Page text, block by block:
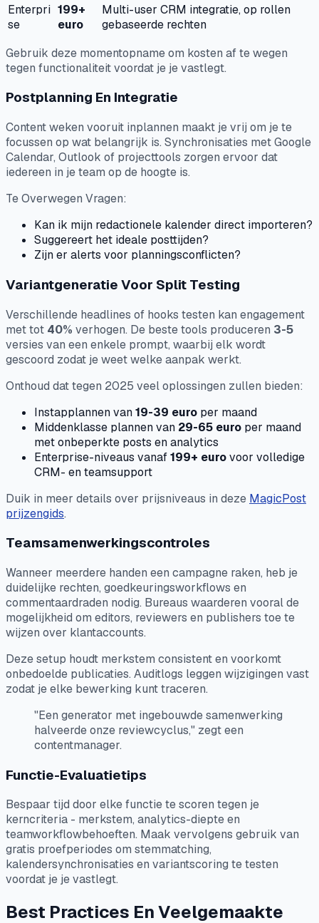
Enterpri
se
199+
euro
Multi-user CRM integratie, op rollen
gebaseerde rechten
Gebruik deze momentopname om kosten af te wegen
tegen functionaliteit voordat je je vastlegt.
Postplanning En Integratie
Content weken vooruit inplannen maakt je vrij om je te
focussen op wat belangrijk is. Synchronisaties met Google
Calendar, Outlook of projecttools zorgen ervoor dat
iedereen in je team op de hoogte is.
Te Overwegen Vragen:
Kan ik mijn redactionele kalender direct importeren?
Suggereert het ideale posttijden?
Zijn er alerts voor planningsconflicten?
Variantgeneratie Voor Split Testing
Verschillende headlines of hooks testen kan engagement
met tot 40% verhogen. De beste tools produceren 3-5
versies van een enkele prompt, waarbij elk wordt
gescoord zodat je weet welke aanpak werkt.
Onthoud dat tegen 2025 veel oplossingen zullen bieden:
Instapplannen van19-39 euro per maand
Middenklasse plannen van 29-65 euro per maand
met onbeperkte posts en analytics
Enterprise-niveaus vanaf199+ eurovoor volledige
CRM- en teamsupport
Duik in meer details over prijsniveaus in deze MagicPost
prijzengids.
Teamsamenwerkingscontroles
Wanneer meerdere handen een campagne raken, heb je
duidelijke rechten, goedkeuringsworkflows en
commentaardraden nodig. Bureaus waarderen vooral de
mogelijkheid om editors, reviewers en publishers toe te
wijzen over klantaccounts.
Deze setup houdt merkstem consistent en voorkomt
onbedoelde publicaties. Auditlogs leggen wijzigingen vast
zodat je elke bewerking kunt traceren.
"Een generator met ingebouwde samenwerking
halveerde onze reviewcyclus," zegt een
contentmanager.
Functie-Evaluatietips
Bespaar tijd door elke functie te scoren tegen je
kerncriteria - merkstem, analytics-diepte en
teamworkflowbehoeften. Maak vervolgens gebruik van
gratis proefperiodes om stemmatching,
kalendersynchronisaties en variantscoring te testen
voordat je je vastlegt.
Best Practices En Veelgemaakte